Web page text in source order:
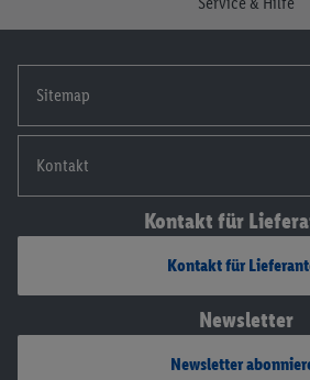
Sitemap
Kontakt
Kontakt für
Kontakt für
Newsletter
Newsletter